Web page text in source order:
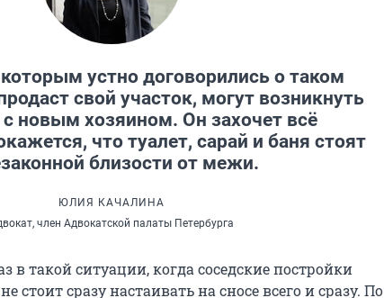
устно договорились о таком
свой участок, могут возникнуть
новым хозяином. Он захочет всё
что туалет, сарай и баня стоят
близости от межи.
ЮЛИЯ КАЧАЛИНА
член Адвокатской палаты Петербурга
в такой ситуации, когда соседские постройки
стоит сразу настаивать на сносе всего и сразу. По